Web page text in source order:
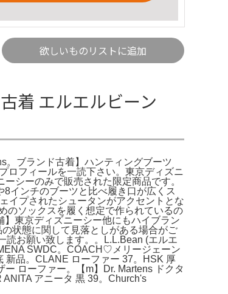
欲しいものリストに追加
着 エルエルビーン
。ブランド古着】ハンティングブーツ
ロフィールを一読下さい。東京ディズニ
シーのみで販売された限定商品です。
インチのブーツと比べ履き口が広くス
イプされたシュータンがアクセントとな
のソックスを履く想定で作られているの
東京ディズニーシー他にもハイブラン
状態に関して見落としがある場合がご
読お願い致します。。L.L.Bean (エルエ
SWDC。COACH♡メリージェーン
品。CLANE ローファー 37。HSK 厚
ローファー。【m】Dr. Martens ドクタ
アニータ 黒 39。Church's